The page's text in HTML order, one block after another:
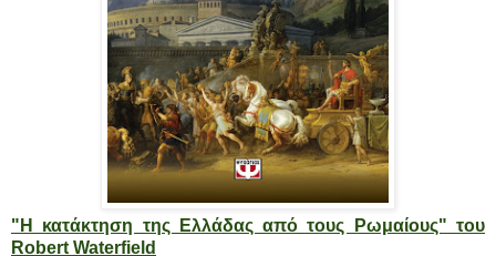
"Η κατάκτηση της Ελλάδας από τους Ρωμαίους" του
Robert Waterfield